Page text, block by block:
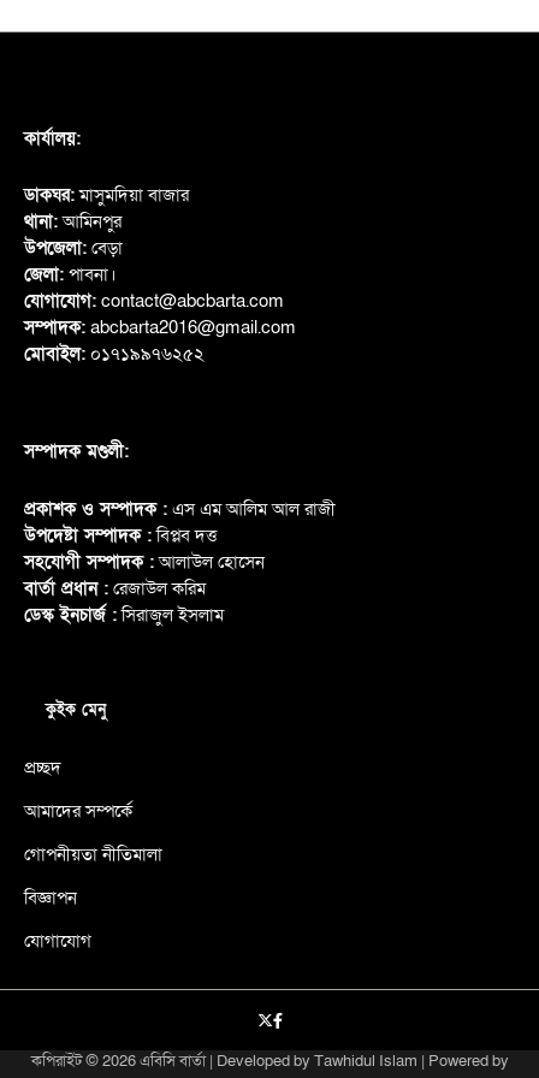
কার্যালয়:
ডাকঘর:মাসুমদিয়া বাজার
থানা:আমিনপুর
উপজেলা: বেড়া
জেলা: পাবনা।
যোগাযোগ: contact@abcbarta.com
সম্পাদক: abcbarta2016@gmail.com
মোবাইল: ০১৭১৯৯৭৬২৫২
সম্পাদক মণ্ডলী:
প্রকাশক ও সম্পাদক : এস এম আলিম আল রাজী
উপদেষ্টা সম্পাদক :বিপ্লব দত্ত
সহযোগী সম্পাদক :আলাউল হোসেন
বার্তা প্রধান : রেজাউল করিম
ডেস্ক ইনচার্জ :সিরাজুল ইসলাম
কুইক মেনু
প্রচ্ছদ
আমাদের সম্পর্কে
গোপনীয়তা নীতিমালা
বিজ্ঞাপন
যোগাযোগ
Xfacebook
কপিরাইট © 2026এবিসি বার্তা| Developed by Tawhidul Islam | Powered by